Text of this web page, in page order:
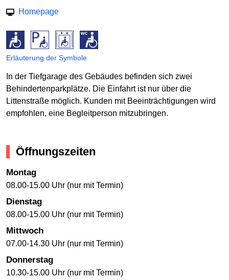
Homepage
Erläuterung der Symbole
In der Tiefgarage des Gebäudes befinden sich zwei
Behindertenparkplätze. Die Einfahrt ist nur über die
Littenstraße möglich. Kunden mit Beeinträchtigungen wird
empfohlen, eine Begleitperson mitzubringen.
Öffnungszeiten
Montag
08.00-15.00 Uhr (nur mit Termin)
Dienstag
08.00-15.00 Uhr (nur mit Termin)
Mittwoch
07.00-14.30 Uhr (nur mit Termin)
Donnerstag
10.30-15.00 Uhr (nur mit Termin)